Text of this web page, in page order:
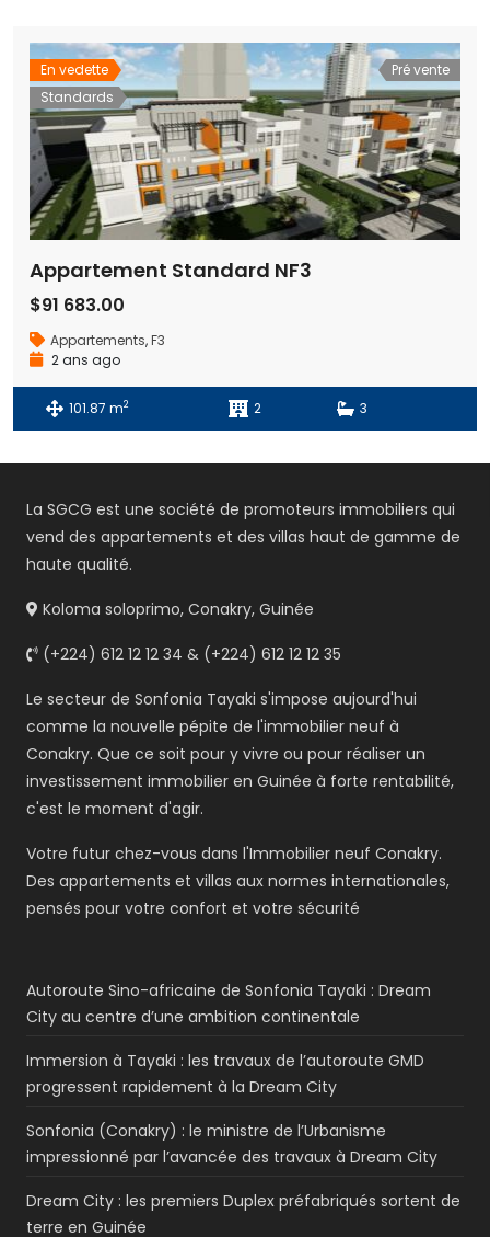
En vedette
Standards
Pré vente
Appartement Standard NF3
$91 683.00
Appartements,F3
2 ans ago
101.87 m2 2 3
La SGCG est une société de promoteurs immobiliers qui
vend des appartements et des villas haut de gamme de
haute qualité.
Koloma soloprimo, Conakry, Guinée
(+224) 612 12 12 34 & (+224) 612 12 12 35
Le secteur de Sonfonia Tayaki s'impose aujourd'hui
comme la nouvelle pépite de l'immobilier neuf à
Conakry. Que ce soit pour y vivre ou pour réaliser un
investissement immobilier en Guinée à forte rentabilité,
c'est le moment d'agir.
Votre futur chez-vous dans l'Immobilier neuf Conakry.
Des appartements et villas aux normes internationales,
pensés pour votre confort et votre sécurité
Autoroute Sino-africaine de Sonfonia Tayaki : Dream
City au centre d’une ambition continentale
Immersion à Tayaki : les travaux de l’autoroute GMD
progressent rapidement à la Dream City
Sonfonia (Conakry) : le ministre de l’Urbanisme
impressionné par l’avancée des travaux à Dream City
Dream City : les premiers Duplex préfabriqués sortent de
terre en Guinée